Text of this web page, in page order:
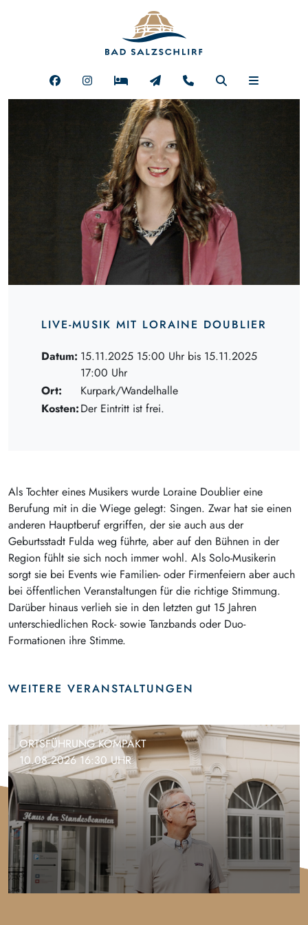
LIVE-MUSIK MIT LORAINE DOUBLIER
Datum: 15.11.2025 15:00 Uhr bis 15.11.2025
17:00 Uhr
Ort:
Kurpark/Wandelhalle
Kosten:Der Eintritt ist frei.
Als Tochter eines Musikers wurde Loraine Doublier eine
Berufung mit in die Wiege gelegt: Singen. Zwar hat sie einen
anderen Hauptberuf ergriffen, der sie auch aus der
Geburtsstadt Fulda weg führte, aber auf den Bühnen in der
Region fühlt sie sich noch immer wohl. Als Solo-Musikerin
sorgt sie bei Events wie Familien- oder Firmenfeiern aber auch
bei öffentlichen Veranstaltungen für die richtige Stimmung.
Darüber hinaus verlieh sie in den letzten gut 15 Jahren
unterschiedlichen Rock- sowie Tanzbands oder Duo-
Formationen ihre Stimme.
WEITERE VERANSTALTUNGEN
ORTSFÜHRUNG KOMPAKT
10.08.2026 16:30 UHR